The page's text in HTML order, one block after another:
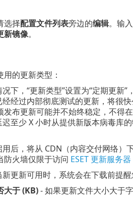
选择配置文件列表旁边的编辑。输入
新镜像。
的更新类型：
下，“更新类型”设置为“定期更新”
经过内部彻底测试的更新，将很
发布更新可能并不始终稳定，不得
至少 X 小时从提供新版本病毒库
后，将从 CDN（内容交付网络）
防火墙仅限于访问 ESET 更新服务
新更新可用时，系统会在下载前提醒
大于 (KB)- 如果更新文件大小大于